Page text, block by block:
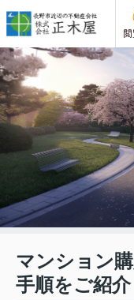
マンション
手順をご紹介